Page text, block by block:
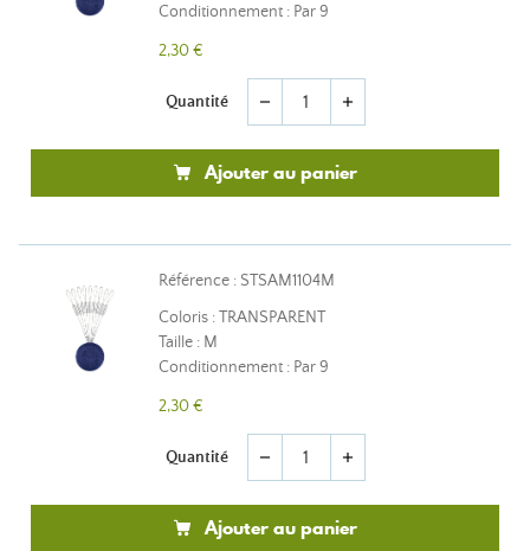
Conditionnement : Par 9
2,30 €
Quantité remove add
Ajouter au panier
Référence : STSAM1104M
Coloris : TRANSPARENT
Taille : M
Conditionnement : Par 9
2,30 €
Quantité remove add
Ajouter au panier